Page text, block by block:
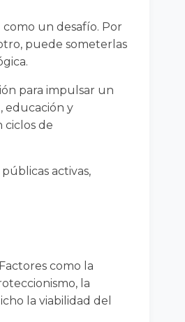
un desafío. Por
puede someterlas
para impulsar un
educación y
ciclos de
activas,
como la
la
la viabilidad del